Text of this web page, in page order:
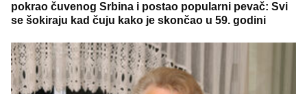
pokrao čuvenog Srbina i postao popularni pevač: Svi
se šokiraju kad čuju kako je skončao u 59. godini